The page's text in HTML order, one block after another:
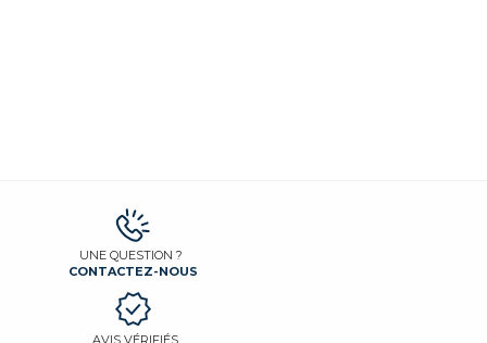
UNE QUESTION ?
CONTACTEZ-NOUS
AVIS VÉRIFIÉS